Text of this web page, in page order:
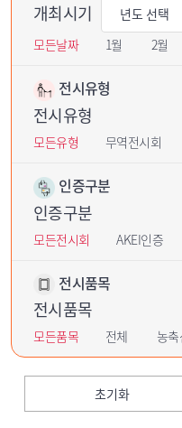
개최시기
모든날짜 1월 2월
전시유형
전시유형
모든유형 무역전시회
인증구분
인증구분
모든전시회 AKEI인증
전시품목
전시품목
모든품목 전체 농
초기화